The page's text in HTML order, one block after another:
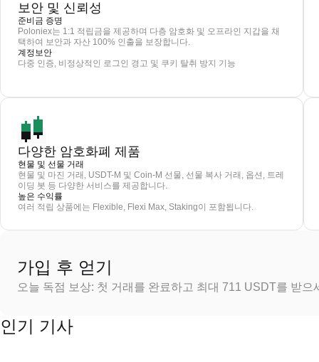
보안 및 신뢰성
준비금 증명
Poloniex는 1:1 적립금을 제공하며 다층 암호화 및 오프라인 지갑을 채
택하여 보안과 자산 100% 인출을 보장합니다.
계정보안
다중 인증, 비정상적인 로그인 경고 및 쿠키 탈취 방지 기능
다양한 암호화폐 제품
현물 및 선물 거래
현물 및 마진 거래, USDT-M 및 Coin-M 선물, 선물 복사 거래, 옵션, 트레
이딩 봇 등 다양한 서비스를 제공합니다.
높은 수익률
여러 적립 상품에는 Flexible, Flexi Max, Staking이 포함됩니다.
가입 후 얻기
오늘 독점 보상: 첫 거래를 완료하고 최대 711 USDT를 받으
인기 기사